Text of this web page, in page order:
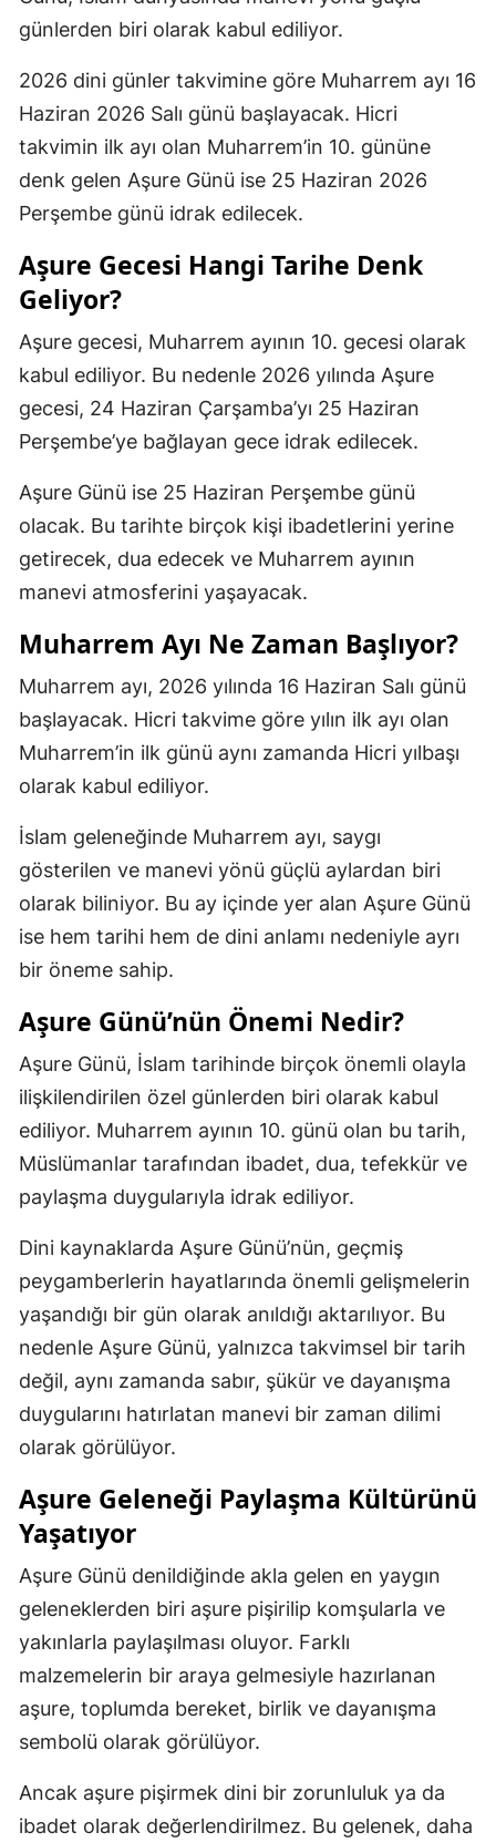
günlerden biri olarak kabul ediliyor.
2026 dini günler takvimine göre Muharrem ayı 16
Haziran 2026 Salı günü başlayacak. Hicri
takvimin ilk ayı olan Muharrem’in 10. gününe
denk gelen Aşure Günü ise 25 Haziran 2026
Perşembe günü idrak edilecek.
Aşure Gecesi Hangi Tarihe Denk
Geliyor?
Aşure gecesi, Muharrem ayının 10. gecesi olarak
kabul ediliyor. Bu nedenle 2026 yılında Aşure
gecesi, 24 Haziran Çarşamba’yı 25 Haziran
Perşembe’ye bağlayan gece idrak edilecek.
Aşure Günü ise 25 Haziran Perşembe günü
olacak. Bu tarihte birçok kişi ibadetlerini yerine
getirecek, dua edecek ve Muharrem ayının
manevi atmosferini yaşayacak.
Muharrem Ayı Ne Zaman Başlıyor?
Muharrem ayı, 2026 yılında 16 Haziran Salı günü
başlayacak. Hicri takvime göre yılın ilk ayı olan
Muharrem’in ilk günü aynı zamanda Hicri yılbaşı
olarak kabul ediliyor.
İslam geleneğinde Muharrem ayı, saygı
gösterilen ve manevi yönü güçlü aylardan biri
olarak biliniyor. Bu ay içinde yer alan Aşure Günü
ise hem tarihi hem de dini anlamı nedeniyle ayrı
bir öneme sahip.
Aşure Günü’nün Önemi Nedir?
Aşure Günü, İslam tarihinde birçok önemli olayla
ilişkilendirilen özel günlerden biri olarak kabul
ediliyor. Muharrem ayının 10. günü olan bu tarih,
Müslümanlar tarafından ibadet, dua, tefekkür ve
paylaşma duygularıyla idrak ediliyor.
Dini kaynaklarda Aşure Günü’nün, geçmiş
peygamberlerin hayatlarında önemli gelişmelerin
yaşandığı bir gün olarak anıldığı aktarılıyor. Bu
nedenle Aşure Günü, yalnızca takvimsel bir tarih
değil, aynı zamanda sabır, şükür ve dayanışma
duygularını hatırlatan manevi bir zaman dilimi
olarak görülüyor.
Aşure Geleneği Paylaşma Kültürünü
Yaşatıyor
Aşure Günü denildiğinde akla gelen en yaygın
geleneklerden biri aşure pişirilip komşularla ve
yakınlarla paylaşılması oluyor. Farklı
malzemelerin bir araya gelmesiyle hazırlanan
aşure, toplumda bereket, birlik ve dayanışma
sembolü olarak görülüyor.
Ancak aşure pişirmek dini bir zorunluluk ya da
ibadet olarak değerlendirilmez. Bu gelenek, daha